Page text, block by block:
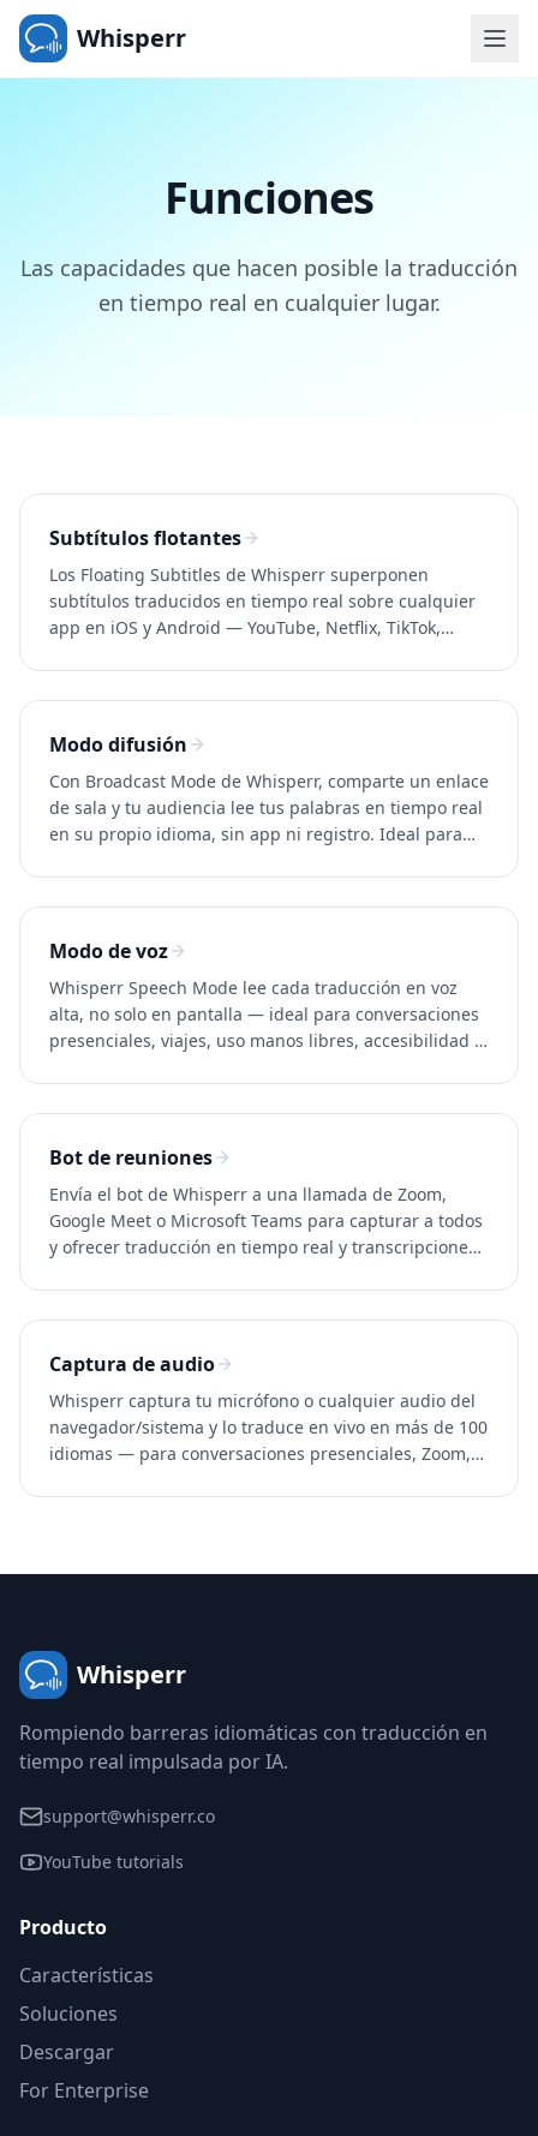
Whisperr
Funciones
Las capacidades que hacen posible la traducción
en tiempo real en cualquier lugar.
Subtítulos flotantes
Los Floating Subtitles de Whisperr superponen
subtítulos traducidos en tiempo real sobre cualquier
app en iOS y Android — YouTube, Netflix, TikTok,
Modo difusión
Con Broadcast Mode de Whisperr, comparte un enlace
de sala y tu audiencia lee tus palabras en tiempo real
en su propio idioma, sin app ni registro. Ideal para
Modo de voz
Whisperr Speech Mode lee cada traducción en voz
alta, no solo en pantalla — ideal para conversaciones
presenciales, viajes, uso manos libres, accesibilidad y
Bot de reuniones
Envía el bot de Whisperr a una llamada de Zoom,
Google Meet o Microsoft Teams para capturar a todos
y ofrecer traducción en tiempo real y transcripciones.
Captura de audio
Whisperr captura tu micrófono o cualquier audio del
navegador/sistema y lo traduce en vivo en más de 100
idiomas — para conversaciones presenciales, Zoom,
Whisperr
Rompiendo barreras idiomáticas con traducción en
tiempo real impulsada por IA.
support@whisperr.co
YouTube tutorials
Producto
Características
Soluciones
Descargar
For Enterprise